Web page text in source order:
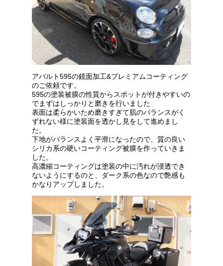
アバルト595の鏡面加工&プレミアムコーティング
のご依頼です。
595の塗装被膜の性質からスポットが付きやすいの
でまずはしっかりと磨きを行いました
表面は柔らかいため磨きすぎて肌のバランスがく
ずれない様に塗装面を透かし見をして進めまし
た。
下地がバランスよく平滑になったので、質の良い
シリカ系の硬いコーティング被膜を作っていきま
した。
高濃縮コーティングは塗装の中に汚れが浸透でき
ないようにするのと、ダーク系の色なので艶感も
かなりアップしました。